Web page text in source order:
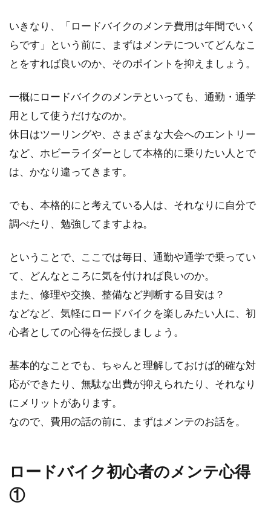
TREKのロードバイクが欲しい！で
の？
TREKは1976年の創業以来、「今ここに用意さ
れている素材から何一つ妥協せず、最高の製品
を造る」と...
ジャイアントのミニベロのイディオ
ムシリーズをカスタムしてみよう！
ジャイアントのイディオムシリーズに乗ってい
る人は多いのではないでしょうか。イディオム
の調整について
がちゃんとできていない自転車って、乗ってい
ていい気分がしま...
鍵が無い！自転車の鍵を紛失してし
いきなり、「ロードバイクのメンテ費用は年間でいく
らです」という前に、まずはメンテについてどんなこ
とをすれば良いのか、そのポイントを抑えましょう。
一概にロードバイクのメンテといっても、通勤・通学
用として使うだけなのか。
休日はツーリングや、さまざまな大会へのエントリー
など、ホビーライダーとして本格的に乗りたい人とで
は、かなり違ってきます。
でも、本格的にと考えている人は、それなりに自分で
調べたり、勉強してますよね。
ということで、ここでは毎日、通勤や通学で乗ってい
て、どんなところに気を付ければ良いのか。
また、修理や交換、整備など判断する目安は？
などなど、気軽にロードバイクを楽しみたい人に、初
心者としての心得を伝授しましょう。
基本的なことでも、ちゃんと理解しておけば的確な対
応ができたり、無駄な出費が抑えられたり、それなり
にメリットがあります。
なので、費用の話の前に、まずはメンテのお話を。
ロードバイク初心者のメンテ心得
①